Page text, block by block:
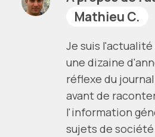
Mathieu C.
Je suis
une dizaine
réflexe du
avant de
l'information
sujets de